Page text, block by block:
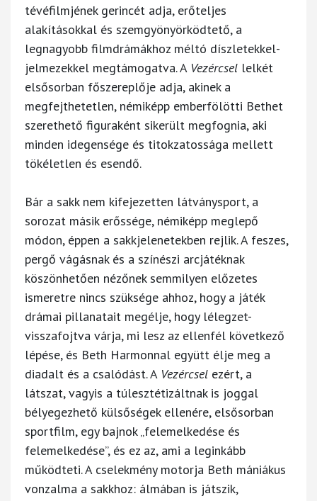
tévéfilmjének gerincét adja, erőteljes
alakításokkal és szemgyönyörködtető, a
legnagyobb filmdrámákhoz méltó díszletekkel-
jelmezekkel megtámogatva. A Vezércsel lelkét
elsősorban főszereplője adja, akinek a
megfejthetetlen, némiképp emberfölötti Bethet
szerethető figuraként sikerült megfognia, aki
minden idegensége és titokzatossága mellett
tökéletlen és esendő.
Bár a sakk nem kifejezetten látványsport, a
sorozat másik erőssége, némiképp meglepő
módon, éppen a sakkjelenetekben rejlik. A feszes,
pergő vágásnak és a színészi arcjátéknak
köszönhetően nézőnek semmilyen előzetes
ismeretre nincs szüksége ahhoz, hogy a játék
drámai pillanatait megélje, hogy lélegzet-
visszafojtva várja, mi lesz az ellenfél következő
lépése, és Beth Harmonnal együtt élje meg a
diadalt és a csalódást. A Vezércsel ezért, a
látszat, vagyis a túlesztétizáltnak is joggal
bélyegezhető külsőségek ellenére, elsősorban
sportfilm, egy bajnok „felemelkedése és
felemelkedése”, és ez az, ami a leginkább
működteti. A cselekmény motorja Beth mániákus
vonzalma a sakkhoz: álmában is játszik,